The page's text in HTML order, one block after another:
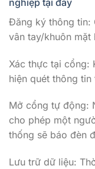
Đăng ký thông tin:
vân tay/khuôn mặt
Xác thực tại cổng:
hiện quét thông
Mở cổng tự động:
cho phép một
thống sẽ báo đèn
Lưu trữ dữ liệu: